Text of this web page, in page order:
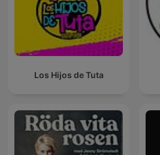
Los Hijos de Tuta